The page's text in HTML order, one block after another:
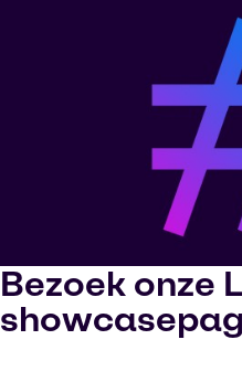
Bezoek onze